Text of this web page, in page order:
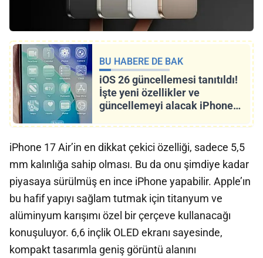
BU HABERE DE BAK
iOS 26 güncellemesi tanıtıldı!
İşte yeni özellikler ve
güncellemeyi alacak iPhone
iPhone 17 Air’in en dikkat çekici özelliği, sadece 5,5
mm kalınlığa sahip olması. Bu da onu şimdiye kadar
piyasaya sürülmüş en ince iPhone yapabilir. Apple’ın
bu hafif yapıyı sağlam tutmak için titanyum ve
alüminyum karışımı özel bir çerçeve kullanacağı
konuşuluyor. 6,6 inçlik OLED ekranı sayesinde,
kompakt tasarımla geniş görüntü alanını